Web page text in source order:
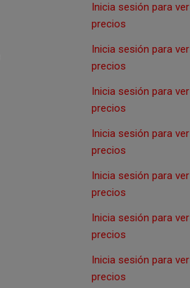
Inicia sesión para ver
precios
Inicia sesión para ver
precios
Inicia sesión para ver
precios
Inicia sesión para ver
precios
Inicia sesión para ver
precios
Inicia sesión para ver
precios
Inicia sesión para ver
precios